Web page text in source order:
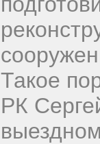
Такое
РК